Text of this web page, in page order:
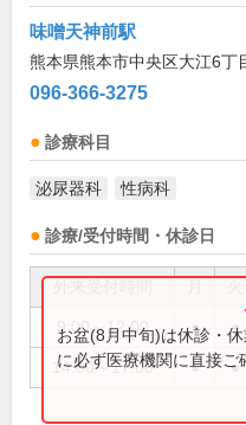
味噌天神前駅
熊本県熊本市中央区大江6丁
096-366-3275
診療科目
泌尿器科 性病科
診療/受付時間・休診日
9:00～12:00 ● ●
14:00～17:00 ● ●
お盆(8月中旬)は休診・
に必ず医療機関に直接ご